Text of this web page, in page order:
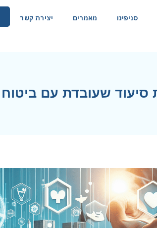
סניפינו מאמרים יצירת קשר
סיעוד שעובדת עם